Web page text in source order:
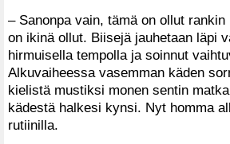
– Sanonpa vain, tämä on ollut
on ikinä ollut. Biisejä jauhetaan läpi
hirmuisella tempolla ja soinnut
Alkuvaiheessa vasemman käden
kielistä mustiksi monen sentin
kädestä halkesi kynsi. Nyt homma
rutiinilla.